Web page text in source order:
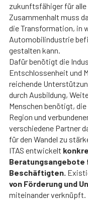
zukunftsfähiger für alle
Zusammenhalt muss
die Transformation, in
Automobilindustrie
gestalten kann.
Dafür benötigt die
Entschlossenheit und
reichende
durch Ausbildung,
Menschen benötigt,
Region und
verschiedene Partner
für den Wandel zu
ITAS entwickelt
Beratungsangebote
Beschäftigten.
von Förderung und
miteinander verknüpft.